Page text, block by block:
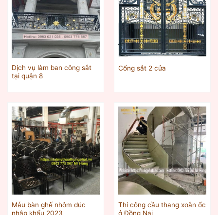
Dịch vụ làm ban công sắt
tại quận 8
Cổng sắt 2 cửa
Mẫu bàn ghế nhôm đúc
nhập khẩu 2023
Thi công cầu thang xoắn ốc
ở Đồng Nai